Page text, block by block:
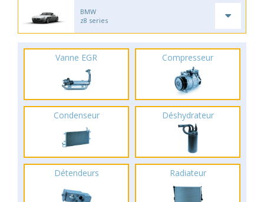
BMW
z8 series
Vanne EGR Compresseur
Condenseur Déshydrateur
Détendeurs Radiateur